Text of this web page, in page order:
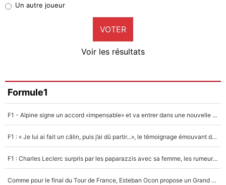
9%
Faris Moumbagna
4%
Un autre joueur
5%
Un autre joueur
VOTER
Voir les résultats
Formule1
F1 - Alpine signe un accord «impensable» et va entrer dans une nouvelle dimension : Grande nouvelle pour Pierre Gasly !
F1 : « Je lui ai fait un câlin, puis j’ai dû partir...», le témoignage émouvant de Max Verstappen sur sa fille
F1 : Charles Leclerc surpris par les paparazzis avec sa femme, les rumeurs étaient vraies !
Comme pour le final du Tour de France, Esteban Ocon propose un Grand Prix de Formule 1 à Paris : «Autour de l’Arc de Triomphe, ce serait génial» !